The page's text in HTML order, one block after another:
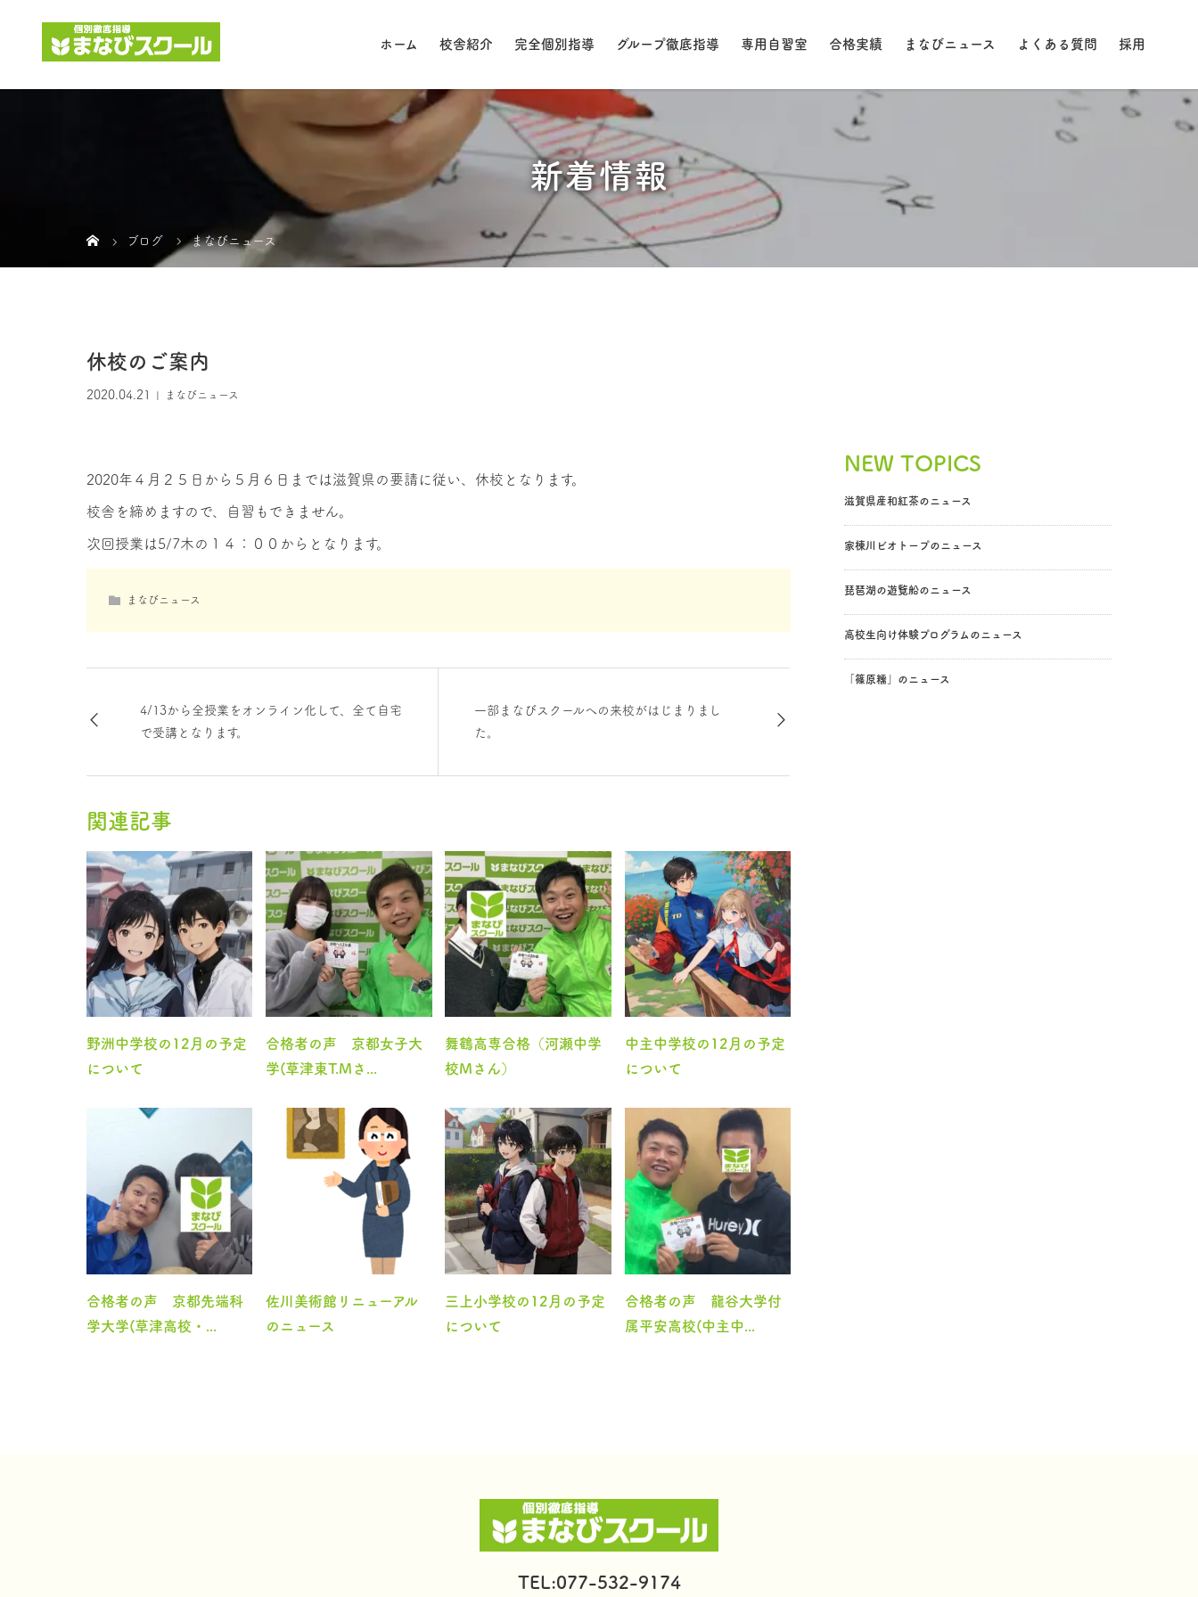
ホーム 校舎紹介 完全個別指導 グループ徹底指導 専用自習室 合格実績 まなびニュース よくある質問 採用
新着情報
ブログ まなびニュース
休校のご案内
2020.04.21 まなびニュース
2020年４月２５日から５月６日までは滋賀県の要請に従い、休校となります。
校舎を締めますので、自習もできません。
次回授業は5/7木の１４：００からとなります。
まなびニュース
4/13から全授業をオンライン化して、全て自宅
で受講となります。
一部まなびスクールへの来校がはじまりまし
た。
関連記事
野洲中学校の12月の予定
について
合格者の声 京都女子大
学(草津東T.Mさ...
舞鶴高専合格（河瀬中学
校Mさん）
中主中学校の12月の予定
について
合格者の声 京都先端科
学大学(草津高校・...
佐川美術館リニューアル
のニュース
三上小学校の12月の予定
について
合格者の声 龍谷大学付
属平安高校(中主中...
NEW TOPICS
滋賀県産和紅茶のニュース
家棟川ビオトープのニュース
琵琶湖の遊覧船のニュース
高校生向け体験プログラムのニュース
「篠原糯」のニュース
TEL:077-532-9174